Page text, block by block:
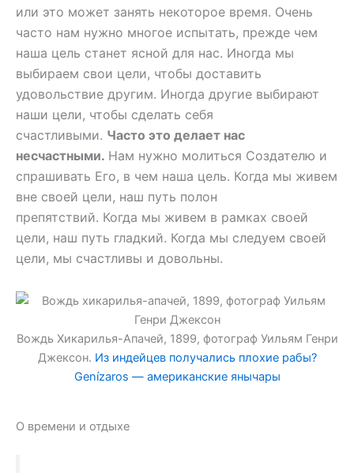
или это может занять некоторое время. Очень
часто нам нужно многое испытать, прежде чем
наша цель станет ясной для нас. Иногда мы
выбираем свои цели, чтобы доставить
удовольствие другим. Иногда другие выбирают
наши цели, чтобы сделать себя
счастливыми. Часто это делает нас
несчастными. Нам нужно молиться Создателю и
спрашивать Его, в чем наша цель. Когда мы живем
вне своей цели, наш путь полон
препятствий. Когда мы живем в рамках своей
цели, наш путь гладкий. Когда мы следуем своей
цели, мы счастливы и довольны.
Вождь Хикарилья-Апачей, 1899, фотограф Уильям Генри
Джексон. Из индейцев получались плохие рабы?
Genízaros — американские янычары
О времени и отдыхе